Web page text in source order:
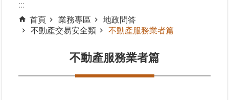
機
:::
首頁
業務專區
地政問答
不動產交易安全類
不動產服務業者篇
不動產服務業者篇